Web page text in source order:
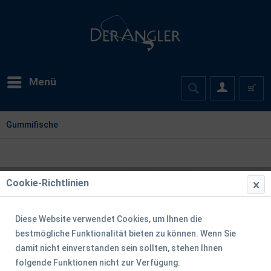
Menü
Gummifische
Cookie-Richtlinien
Diese Website verwendet Cookies, um Ihnen die
bestmögliche Funktionalität bieten zu können. Wenn Sie
damit nicht einverstanden sein sollten, stehen Ihnen
folgende Funktionen nicht zur Verfügung: